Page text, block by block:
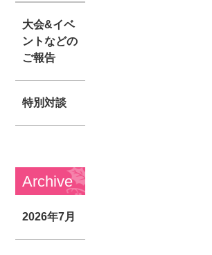
大会&イベ
ントなどの
ご報告
特別対談
Archive
2026年7月